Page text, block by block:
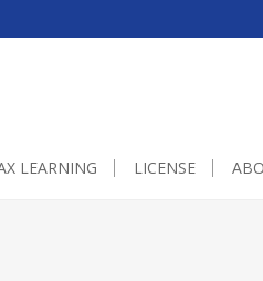
LEARNING LICENSE